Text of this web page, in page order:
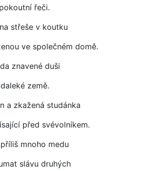
řeči.
střeše v koutku
ve společném domě.
znavené duši
země.
a zkažená studánka
před svévolníkem.
mnoho medu
slávu druhých